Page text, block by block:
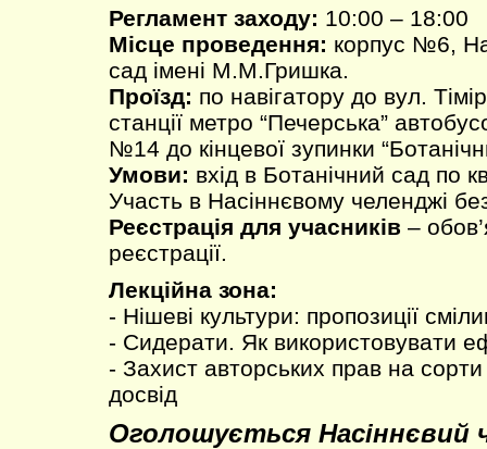
Регламент заходу: 10:00 – 18:00
Місце проведення: корпус №6,
сад імені М.М.Гришка.
Проїзд: по навігатору до вул.
станції метро “Печерська”
№14 до кінцевої зупинки
Умови: вхід в Ботанічний сад по
Участь в Насіннєвому челенджі
Реєстрація для учасників –
реєстрації.
Лекційна зона:
- Нішеві культури: пропозиції
- Сидерати. Як використовувати
- Захист авторських прав на
досвід
Оголошується Насіннєвий